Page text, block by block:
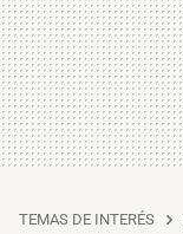
TEMAS DE INTERÉS